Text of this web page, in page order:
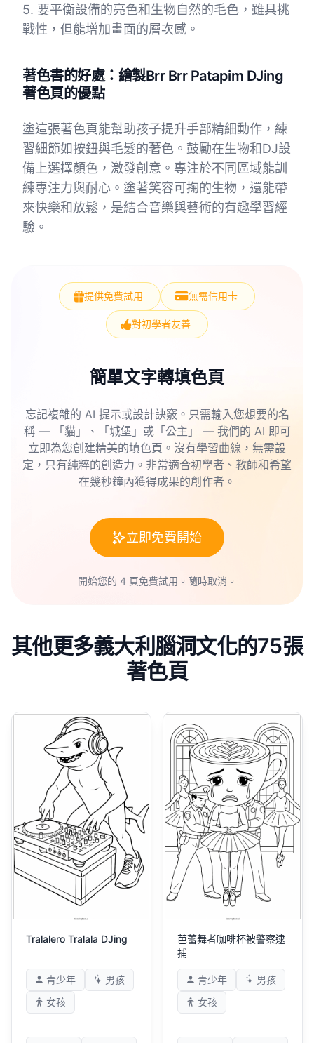
5. 要平衡設備的亮色和生物自然的毛色，雖具挑
戰性，但能增加畫面的層次感。
著色書的好處：繪製Brr Brr Patapim DJing
著色頁的優點
塗這張著色頁能幫助孩子提升手部精細動作，練
習細節如按鈕與毛髮的著色。鼓勵在生物和DJ設
備上選擇顏色，激發創意。專注於不同區域能訓
練專注力與耐心。塗著笑容可掬的生物，還能帶
來快樂和放鬆，是結合音樂與藝術的有趣學習經
驗。
提供免費試用 無需信用卡
對初學者友善
簡單文字轉填色頁
忘記複雜的 AI 提示或設計訣竅。只需輸入您想要的名
稱 — 「貓」、「城堡」或「公主」 — 我們的 AI 即可
立即為您創建精美的填色頁。沒有學習曲線，無需設
定，只有純粹的創造力。非常適合初學者、教師和希望
在幾秒鐘內獲得成果的創作者。
立即免費開始
開始您的 4 頁免費試用。隨時取消。
其他更多義大利腦洞文化的75張
著色頁
Tralalero Tralala DJing
青少年
男孩
女孩
芭蕾舞者咖啡杯被警察逮
捕
青少年
男孩
女孩